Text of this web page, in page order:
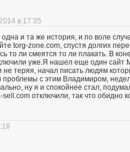
в 17:35
и та же история, и по воле
torg-zone.com, спустя долгих
то ли смеятся то ли плакать. В
уже.Я нашел еще один
не теряя, начал писать людям
проблемы с этим Владимиром,
ну я и спокойнее стал,
отключили, так что обидно